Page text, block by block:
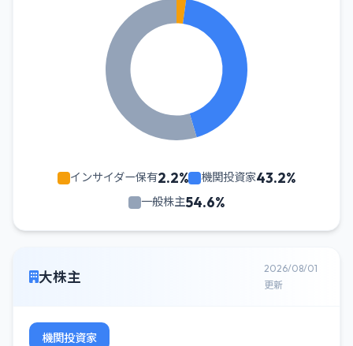
インサイダー保有2.2% 機関投資家43.2%
一般株主54.6%
大株主
2026/08/01
更新
機関投資家